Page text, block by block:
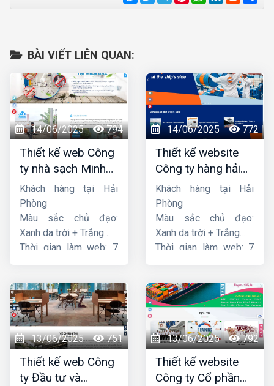
BÀI VIẾT LIÊN QUAN:
14/06/2025 794
Thiết kế web Công
ty nhà sạch Minh
Dương
Khách hàng tại Hải
Phòng
Màu sắc chủ đạo:
Xanh da trời + Trắng
Thời gian làm web: 7
14/06/2025 772
Thiết kế website
Công ty hàng hải
liên minh
Khách hàng tại Hải
Phòng
Màu sắc chủ đạo:
Xanh da trời + Trắng
Thời gian làm web: 7
13/06/2025 751
Thiết kế web Công
ty Đầu tư và
13/06/2025 792
Thiết kế website
Công ty Cổ phần